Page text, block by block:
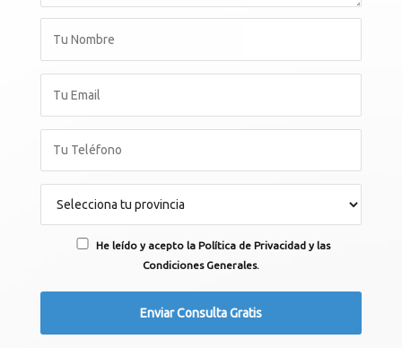
He leído y acepto la Política de Privacidad y las
Condiciones Generales.